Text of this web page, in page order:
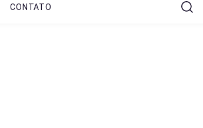
CONTATO